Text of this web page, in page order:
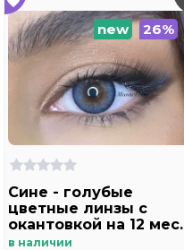
new 26%
Сине - голубые
цветные линзы c
окантовкой на 12 мес.
Marquise Manuel blue
в наличии